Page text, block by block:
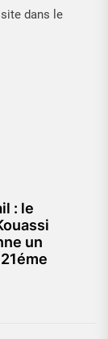
dans le
: le
un